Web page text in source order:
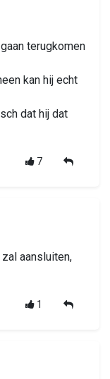
terugkomen
kan hij echt
dat hij dat
7
aansluiten,
1